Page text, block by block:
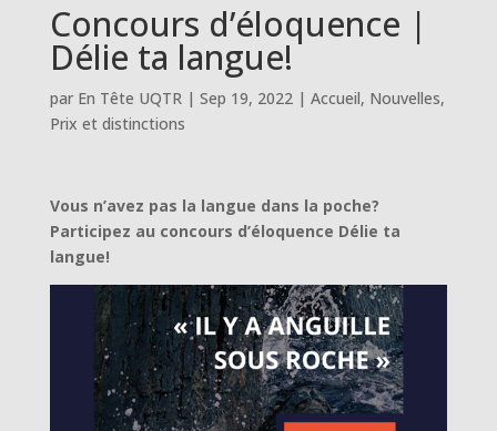
Concours d’éloquence |
Délie ta langue!
par En Tête UQTR| Sep 19, 2022| Accueil, Nouvelles,
Prix et distinctions
Vous n’avez pas la langue dans la poche?
Participez au concours d’éloquence Délie ta
langue!